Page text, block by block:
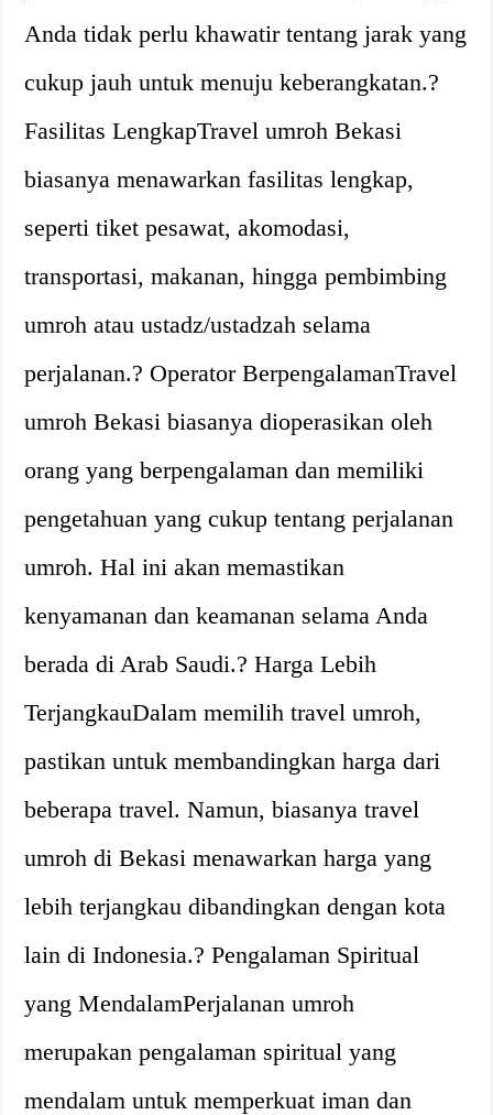
Anda tidak perlu khawatir tentang jarak yang
cukup jauh untuk menuju keberangkatan.?
Fasilitas LengkapTravel umroh Bekasi
biasanya menawarkan fasilitas lengkap,
seperti tiket pesawat, akomodasi,
transportasi, makanan, hingga pembimbing
umroh atau ustadz/ustadzah selama
perjalanan.? Operator BerpengalamanTravel
umroh Bekasi biasanya dioperasikan oleh
orang yang berpengalaman dan memiliki
pengetahuan yang cukup tentang perjalanan
umroh. Hal ini akan memastikan
kenyamanan dan keamanan selama Anda
berada di Arab Saudi.? Harga Lebih
TerjangkauDalam memilih travel umroh,
pastikan untuk membandingkan harga dari
beberapa travel. Namun, biasanya travel
umroh di Bekasi menawarkan harga yang
lebih terjangkau dibandingkan dengan kota
lain di Indonesia.? Pengalaman Spiritual
yang MendalamPerjalanan umroh
merupakan pengalaman spiritual yang
mendalam untuk memperkuat iman dan